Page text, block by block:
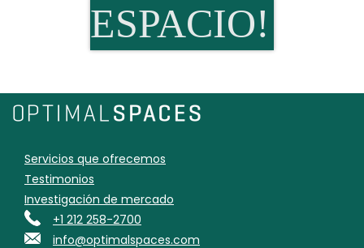
ESPACIO!
Servicios que ofrecemos
Testimonios
Investigación de mercado
+1 212 258-2700
info@optimalspaces.com